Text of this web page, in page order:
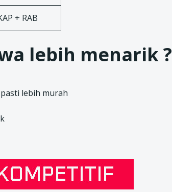
+ RAB
lebih menarik ?
lebih murah